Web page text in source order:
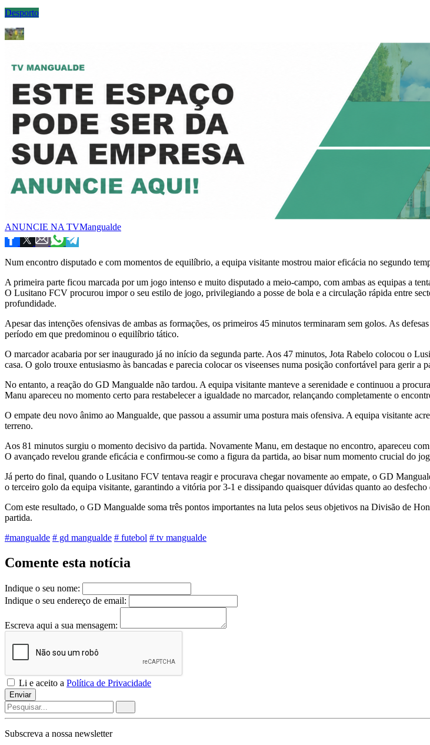
Desporto
ANUNCIE NA TVMangualde
Num encontro disputado e com momentos de equilíbrio, a equipa visitante mostrou maior eficácia no segundo
A primeira parte ficou marcada por um jogo intenso e muito disputado a meio-campo, com ambas as equipas a
O Lusitano FCV procurou impor o seu estilo de jogo, privilegiando a posse de bola e a circulação rápida entre
profundidade.
Apesar das intenções ofensivas de ambas as formações, os primeiros 45 minutos terminaram sem golos. As
período em que predominou o equilíbrio tático.
O marcador acabaria por ser inaugurado já no início da segunda parte. Aos 47 minutos, Jota Rabelo colocou o
casa. O golo trouxe entusiasmo às bancadas e parecia colocar os viseenses numa posição confortável para gerir a
No entanto, a reação do GD Mangualde não tardou. A equipa visitante manteve a serenidade e continuou a
Manu apareceu no momento certo para restabelecer a igualdade no marcador, relançando completamente o
O empate deu novo ânimo ao Mangualde, que passou a assumir uma postura mais ofensiva. A equipa visitante
terreno.
Aos 81 minutos surgiu o momento decisivo da partida. Novamente Manu, em destaque no encontro, apareceu
O avançado revelou grande eficácia e confirmou-se como a figura da partida, ao bisar num momento crucial do
Já perto do final, quando o Lusitano FCV tentava reagir e procurava chegar novamente ao empate, o GD
o terceiro golo da equipa visitante, garantindo a vitória por 3-1 e dissipando quaisquer dúvidas quanto ao desfecho
Com este resultado, o GD Mangualde soma três pontos importantes na luta pelos seus objetivos na Divisão de
partida.
#mangualde # gd mangualde # futebol # tv mangualde
Comente esta notícia
Indique o seu nome:
Indique o seu endereço de email:
Escreva aqui a sua mensagem:
Li e aceito a Política de Privacidade
Enviar
Subscreva a nossa newsletter